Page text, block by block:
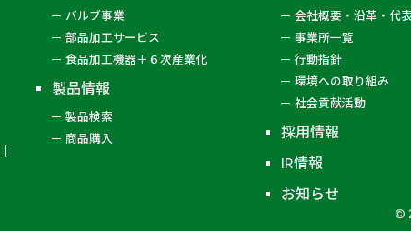
逆止弁
バルブ事業
部品加工サービス
食品加工機器＋６次産業化
製品情報
製品検索
商品購入
会社概要・沿革・代
事業所一覧
行動指針
環境への取り組み
社会貢献活動
採用情報
IR情報
お知らせ
©